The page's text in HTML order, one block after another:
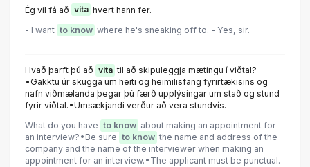
Ég vil fá að vita hvert hann fer.
- I want to know where he's sneaking off to. - Yes, sir.
Hvað þarft þú að vita til að skipuleggja mætingu í viðtal?
•Gakktu úr skugga um heiti og heimilisfang fyrirtækisins og
nafn viðmælanda þegar þú færð upplýsingar um stað og stund
fyrir viðtal.•Umsækjandi verður að vera stundvís.
What do you have to know about making an appointment for
an interview?•Be sure to know the name and address of the
company and the name of the interviewer when making an
appointment for an interview.•The applicant must be punctual.